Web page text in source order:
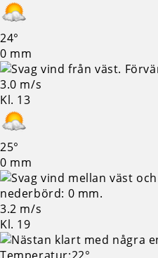
24°
0 mm
3.0 m/s
Kl. 13
25°
0 mm
3.2 m/s
Kl. 19